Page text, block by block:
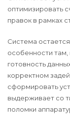
оптимизировать
правок в рамках
Система
особенности
готовность
корректном
сформировать
выдерживает со
поломки